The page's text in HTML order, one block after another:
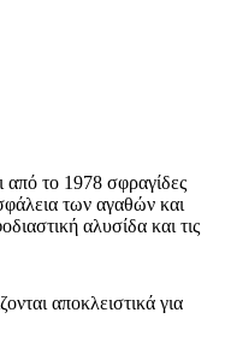
από το 1978 σφραγίδες
των αγαθών και
αλυσίδα και τις
αποκλειστικά για